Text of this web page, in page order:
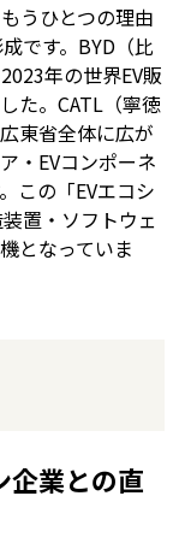
うひとつの理由
です。BYD（比
年の世界EV販
た。CATL（寧徳
東省全体に広が
・EVコンポーネ
この「EVエコシ
置・ソフトウェ
となっていま
企業との直